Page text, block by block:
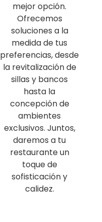
mejor opción.
Ofrecemos
soluciones a la
medida de tus
preferencias, desde
la revitalización de
sillas y bancos
hasta la
concepción de
ambientes
exclusivos. Juntos,
daremos a tu
restaurante un
toque de
sofisticación y
calidez.